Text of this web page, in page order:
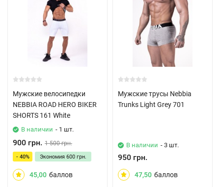
Мужские велосипедки
NEBBIA ROAD HERO BIKER
SHORTS 161 White
В наличии - 1 шт.
900 грн. 1 500 грн.
- 40% Экономия 600 грн.
45,00 баллов
Мужские трусы Nebbia
Trunks Light Grey 701
В наличии - 3 шт.
950 грн.
47,50 баллов